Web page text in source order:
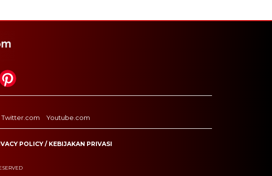
Twitter.com Youtube.com
POLICY / KEBIJAKAN PRIVASI